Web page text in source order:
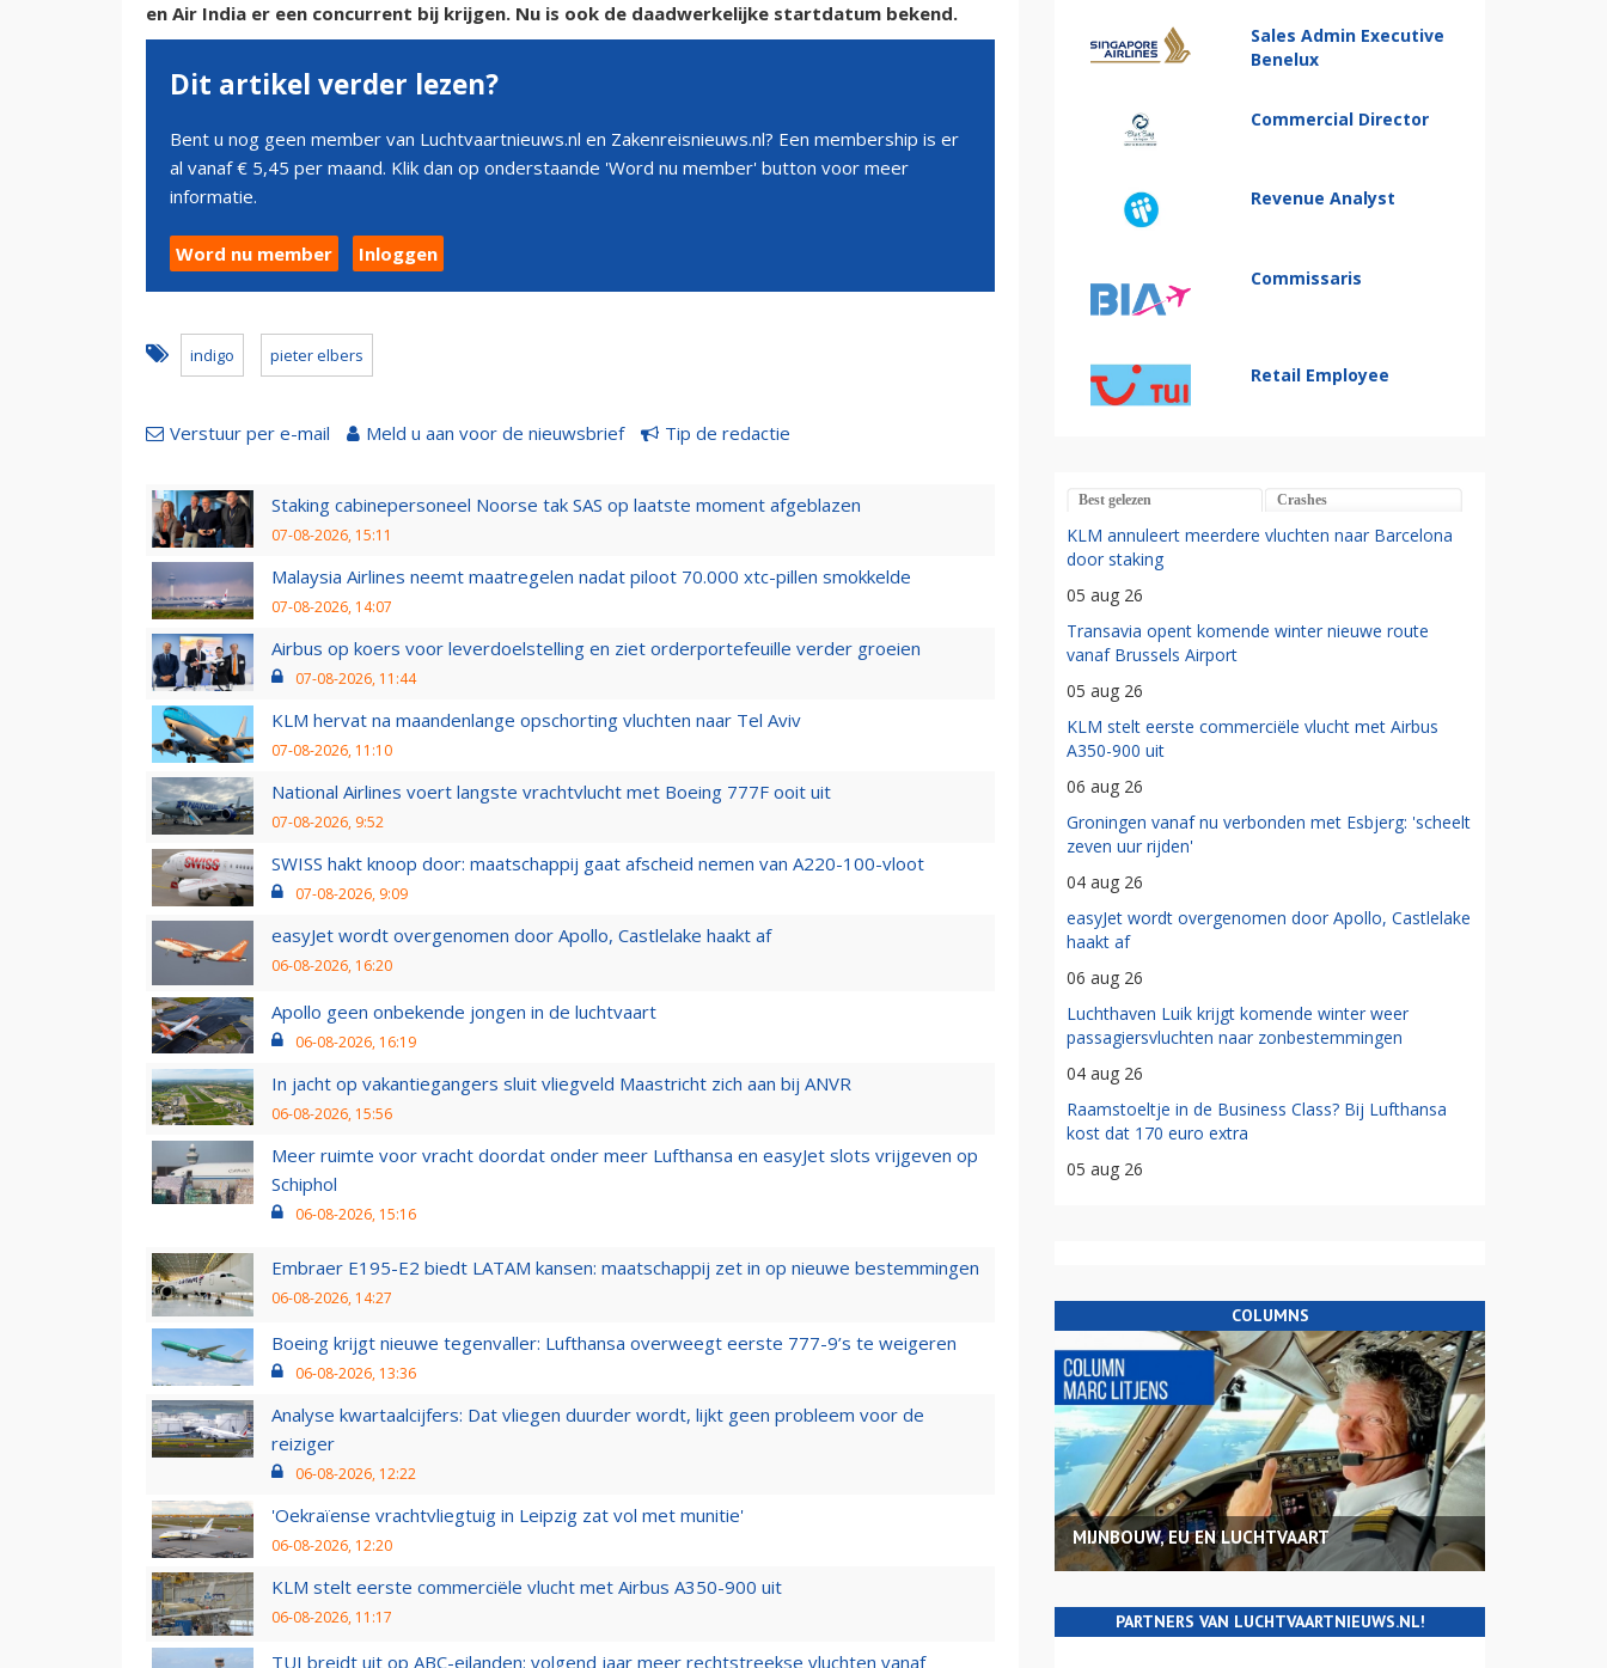
en Air India er een concurrent bij krijgen. Nu is ook de daadwerkelijke startdatum bekend.
Dit artikel verder lezen?
Bent u nog geen member van Luchtvaartnieuws.nl en Zakenreisnieuws.nl? Een membership is er
al vanaf € 5,45 per maand. Klik dan op onderstaande 'Word nu member' button voor meer
informatie.
Word nu member Inloggen
indigo pieter elbers
Verstuur per e-mail Meld u aan voor de nieuwsbrief Tip de redactie
Staking cabinepersoneel Noorse tak SAS op laatste moment afgeblazen
07-08-2026, 15:11
Malaysia Airlines neemt maatregelen nadat piloot 70.000 xtc-pillen smokkelde
07-08-2026, 14:07
Airbus op koers voor leverdoelstelling en ziet orderportefeuille verder groeien
07-08-2026, 11:44
KLM hervat na maandenlange opschorting vluchten naar Tel Aviv
07-08-2026, 11:10
National Airlines voert langste vrachtvlucht met Boeing 777F ooit uit
07-08-2026, 9:52
SWISS hakt knoop door: maatschappij gaat afscheid nemen van A220-100-vloot
07-08-2026, 9:09
easyJet wordt overgenomen door Apollo, Castlelake haakt af
06-08-2026, 16:20
Apollo geen onbekende jongen in de luchtvaart
06-08-2026, 16:19
In jacht op vakantiegangers sluit vliegveld Maastricht zich aan bij ANVR
06-08-2026, 15:56
Meer ruimte voor vracht doordat onder meer Lufthansa en easyJet slots vrijgeven op
Schiphol
06-08-2026, 15:16
Embraer E195-E2 biedt LATAM kansen: maatschappij zet in op nieuwe bestemmingen
06-08-2026, 14:27
Boeing krijgt nieuwe tegenvaller: Lufthansa overweegt eerste 777-9’s te weigeren
06-08-2026, 13:36
Analyse kwartaalcijfers: Dat vliegen duurder wordt, lijkt geen probleem voor de
reiziger
06-08-2026, 12:22
'Oekraïense vrachtvliegtuig in Leipzig zat vol met munitie'
06-08-2026, 12:20
KLM stelt eerste commerciële vlucht met Airbus A350-900 uit
06-08-2026, 11:17
TUI breidt uit op ABC-eilanden: volgend jaar meer rechtstreekse vluchten vanaf
Sales Admin Executive
Benelux
Commercial Director
Revenue Analyst
Commissaris
Retail Employee
Best gelezen Crashes
KLM annuleert meerdere vluchten naar Barcelona
door staking
05 aug 26
Transavia opent komende winter nieuwe route
vanaf Brussels Airport
05 aug 26
KLM stelt eerste commerciële vlucht met Airbus
A350-900 uit
06 aug 26
Groningen vanaf nu verbonden met Esbjerg: 'scheelt
zeven uur rijden'
04 aug 26
easyJet wordt overgenomen door Apollo, Castlelake
haakt af
06 aug 26
Luchthaven Luik krijgt komende winter weer
passagiersvluchten naar zonbestemmingen
04 aug 26
Raamstoeltje in de Business Class? Bij Lufthansa
kost dat 170 euro extra
05 aug 26
COLUMNS
MIJNBOUW, EU EN LUCHTVAART
PARTNERS VAN LUCHTVAARTNIEUWS.NL!